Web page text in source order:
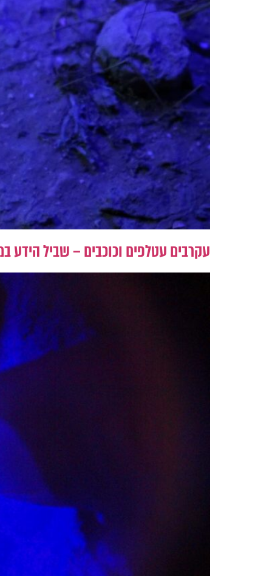
עקרבים עטלפים וכוכבים – שביל הידע